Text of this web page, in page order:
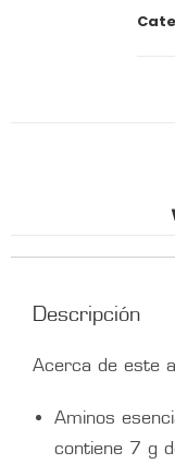
Descripción
Acerca de este
Aminos
contiene 7 g